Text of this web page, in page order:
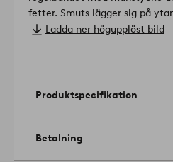
fetter. Smuts lägger sig på
med fuktig trasa med
skötsel.Tips/råd: Använd
skyddar dessutom både
Ladda ner högupplöst bild
Produktspecifikation
Betalning